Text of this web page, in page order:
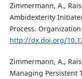
Zimmermann, A.,
Ambidexterity
Process.
http://dx.doi.org/
Zimmermann, A.,
Managing Persistent